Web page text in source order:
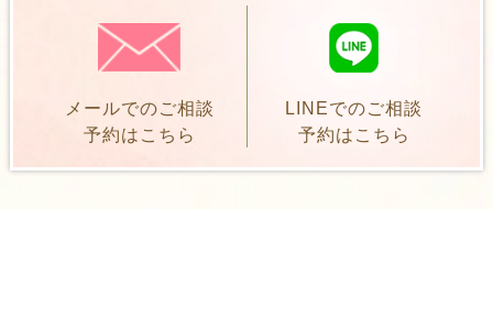
メールでのご相談
予約はこちら
LINEでのご相談
予約はこちら